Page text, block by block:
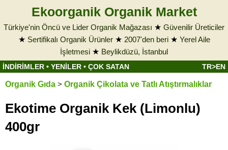
Ekoorganik Organik Market
Türkiye'nin Öncü ve Lider Organik Mağazası ★ Güvenilir Üreticiler
★ Sertifikalı Organik Ürünler★ 2007'den beri★ Yerel Aile
İşletmesi ★ Beylikdüzü, İstanbul
İNDİRİMLER • YENİLER • ÇOK SATAN TR>EN
Organik Gıda > Organik Çikolata ve Tatlı Atıştırmalıklar
Ekotime Organik Kek (Limonlu)
400gr